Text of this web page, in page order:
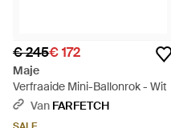
€ 245€ 172
Maje
Verfraaide Mini-Ballonrok - Wit
Van FARFETCH